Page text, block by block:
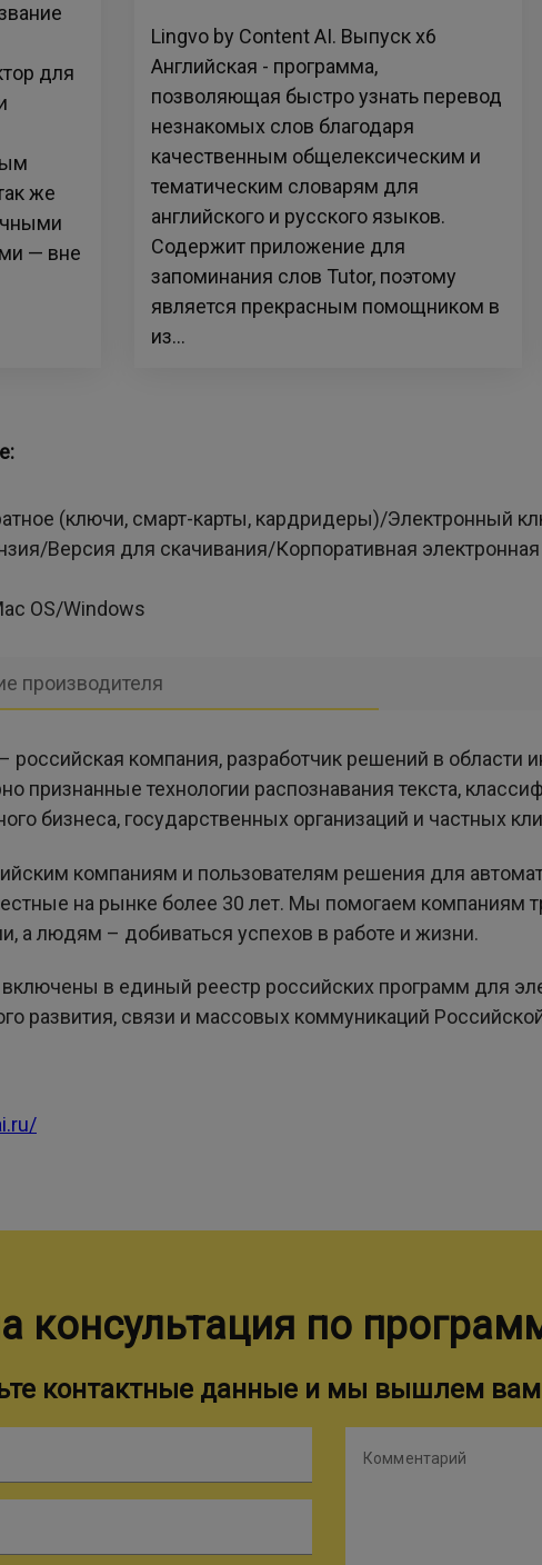
для
же
— вне
Lingvo by Content AI. Выпуск x6
Английская - программа,
позволяющая быстро узнать перевод
незнакомых слов благодаря
качественным общелексическим и
тематическим словарям для
английского и русского языков.
Содержит приложение для
запоминания слов Tutor, поэтому
является прекрасным помощником в
из...
(ключи, смарт-карты, кардридеры)/Электронный
Версия для скачивания/Корпоративная
OS/Windows
производителя
– российская компания, разработчик решений в области
признанные технологии распознавания текста,
бизнеса, государственных организаций и частных
компаниям и пользователям решения для
на рынке более 30 лет. Мы помогаем компаниям
а людям – добиваться успехов в работе и жизни.
в единый реестр российских программ для
развития, связи и массовых коммуникаций
консультация по
контактные данные и мы вышлем
Комментарий